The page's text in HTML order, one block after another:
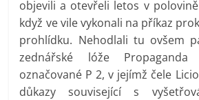
objevili a otevřeli letos v
když ve vile vykonali na příkaz
prohlídku. Nehodlali tu ovšem
zednářské lóže
označované P 2, v jejímž čele
důkazy související s